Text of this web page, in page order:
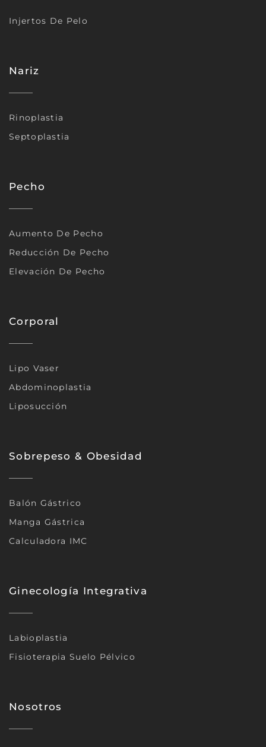
Injertos De Pelo
Nariz
Rinoplastia
Septoplastia
Pecho
Aumento De Pecho
Reducción De Pecho
Elevación De Pecho
Corporal
Lipo Vaser
Abdominoplastia
Liposucción
Sobrepeso & Obesidad
Balón Gástrico
Manga Gástrica
Calculadora IMC
Ginecología Integrativa
Labioplastia
Fisioterapia Suelo Pélvico
Nosotros